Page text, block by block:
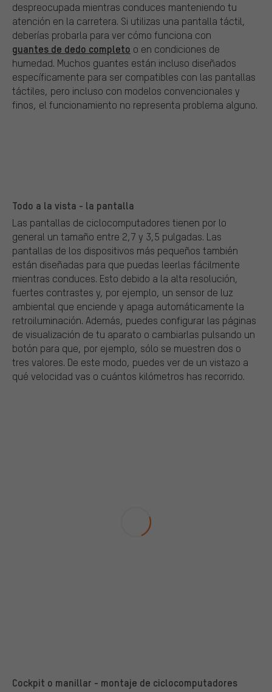
despreocupada mientras conduces manteniendo tu
atención en la carretera. Si utilizas una pantalla táctil,
deberías probarla para ver cómo funciona con
guantes de dedo completo o en condiciones de
humedad. Muchos guantes están incluso diseñados
específicamente para ser compatibles con las pantallas
táctiles, pero incluso con modelos convencionales y
finos, el funcionamiento no representa problema alguno.
Todo a la vista - la pantalla
Las pantallas de ciclocomputadores tienen por lo
general un tamaño entre 2,7 y 3,5 pulgadas. Las
pantallas de los dispositivos más pequeños también
están diseñadas para que puedas leerlas fácilmente
mientras conduces. Esto debido a la alta resolución,
fuertes contrastes y, por ejemplo, un sensor de luz
ambiental que enciende y apaga automáticamente la
retroiluminación. Además, puedes configurar las páginas
de visualización de tu aparato o cambiarlas pulsando un
botón para que, por ejemplo, sólo se muestren dos o
tres valores. De este modo, puedes ver de un vistazo a
qué velocidad vas o cuántos kilómetros has recorrido.
Cockpit o manillar - montaje de ciclocomputadores